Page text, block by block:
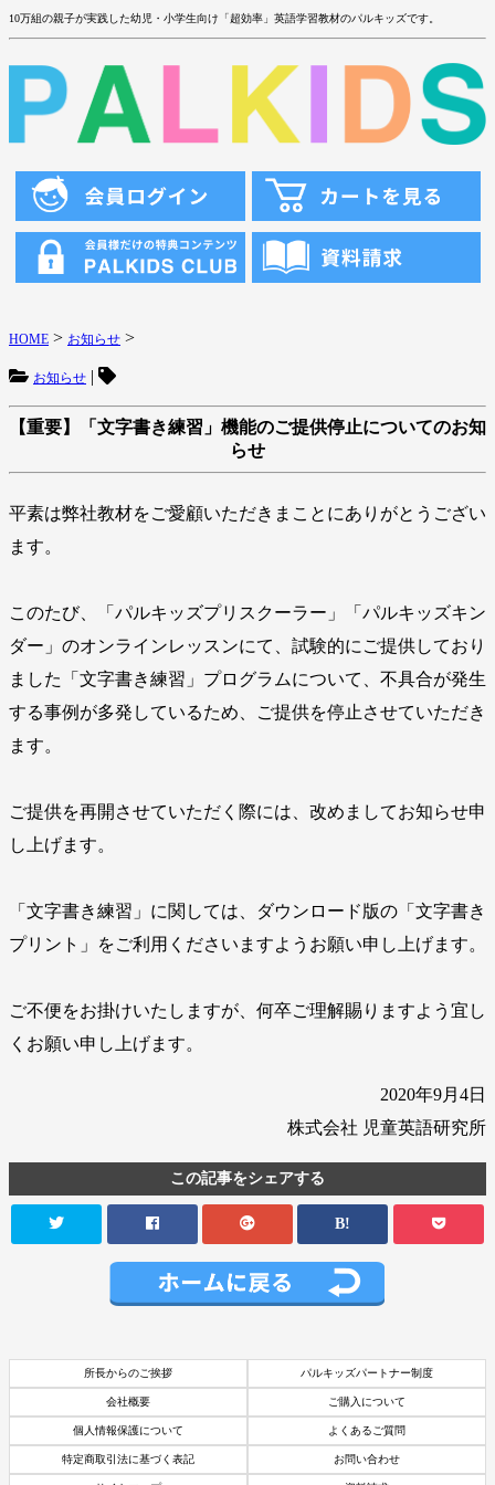
10万組の親子が実践した幼児・小学生向け「超効率」英語学習教材のパルキッズです。
HOME > お知らせ >
お知らせ |
【重要】「文字書き練習」機能のご提供停止についてのお知
らせ
平素は弊社教材をご愛顧いただきまことにありがとうござい
ます。
このたび、「パルキッズプリスクーラー」「パルキッズキン
ダー」のオンラインレッスンにて、試験的にご提供しており
ました「文字書き練習」プログラムについて、不具合が発生
する事例が多発しているため、ご提供を停止させていただき
ます。
ご提供を再開させていただく際には、改めましてお知らせ申
し上げます。
「文字書き練習」に関しては、ダウンロード版の「文字書き
プリント」をご利用くださいますようお願い申し上げます。
ご不便をお掛けいたしますが、何卒ご理解賜りますよう宜し
くお願い申し上げます。
2020年9月4日
株式会社 児童英語研究所
この記事をシェアする
B!
所長からのご挨拶 パルキッズパートナー制度
会社概要 ご購入について
個人情報保護について よくあるご質問
特定商取引法に基づく表記 お問い合わせ